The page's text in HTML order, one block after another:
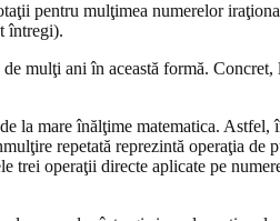
pentru mulţimea numerelor
întregi).
mulţi ani în această formă.
mare înălţime matematica.
repetată reprezintă operaţia
trei operaţii directe aplicate pe